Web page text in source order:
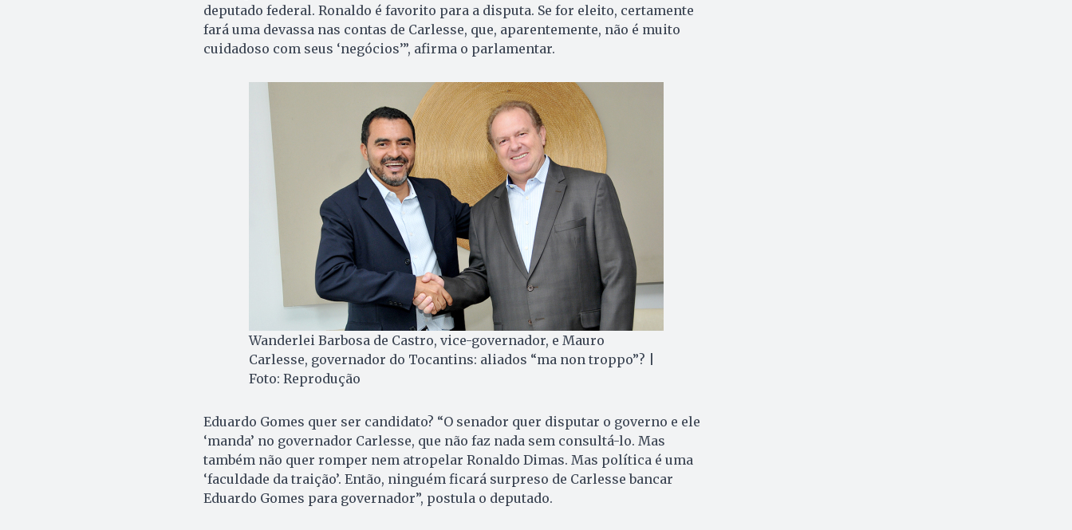
deputado federal. Ronaldo é favorito para a disputa. Se for eleito, certamente
fará uma devassa nas contas de Carlesse, que, aparentemente, não é muito
cuidadoso com seus ‘negócios’”, afirma o parlamentar.
Wanderlei Barbosa de Castro, vice-governador, e Mauro
Carlesse, governador do Tocantins: aliados “ma non troppo”? |
Foto: Reprodução
Eduardo Gomes quer ser candidato? “O senador quer disputar o governo e ele
‘manda’ no governador Carlesse, que não faz nada sem consultá-lo. Mas
também não quer romper nem atropelar Ronaldo Dimas. Mas política é uma
‘faculdade da traição’. Então, ninguém ficará surpreso de Carlesse bancar
Eduardo Gomes para governador”, postula o deputado.